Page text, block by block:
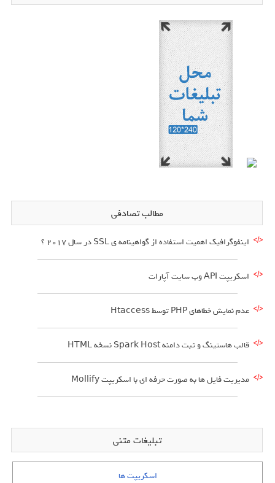
مطالب تصادفی
اینفوگرافیک اهمیت استفاده از گواهینامه ی SSL در سال 2017 ؟
اسکریپت API وب سایت آپارات
عدم نمایش خطاهای PHP توسط Htaccess
قالب هاستینگ و ثبت دامنه Spark Host نسخه HTML
مدیریت فایل ها به صورت حرفه ای با اسکریپت Mollify
تبلیغات متنی
اسکریپت ها